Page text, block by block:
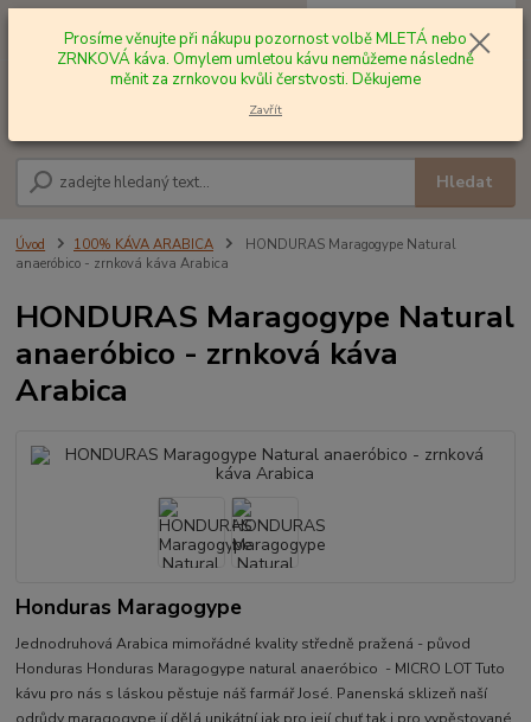
Hledat
+420 602 577 209 za0,00 Kč
Úvod 100% KÁVA ARABICA
HONDURAS Maragogype Natural
anaeróbico - zrnková káva Arabica
HONDURAS Maragogype Natural
anaeróbico - zrnková káva
Arabica
Honduras Maragogype
Jednodruhová Arabica mimořádné kvality středně pražená - původ
Honduras Honduras Maragogype natural anaeróbico - MICRO LOT Tuto
kávu pro nás s láskou pěstuje náš farmář José. Panenská sklizeň naší
Prosíme věnujte při nákupu pozornost volbě MLETÁ nebo
ZRNKOVÁ káva. Omylem umletou kávu nemůžeme následně
měnit za zrnkovou kvůli čerstvosti. Děkujeme
Zavřít